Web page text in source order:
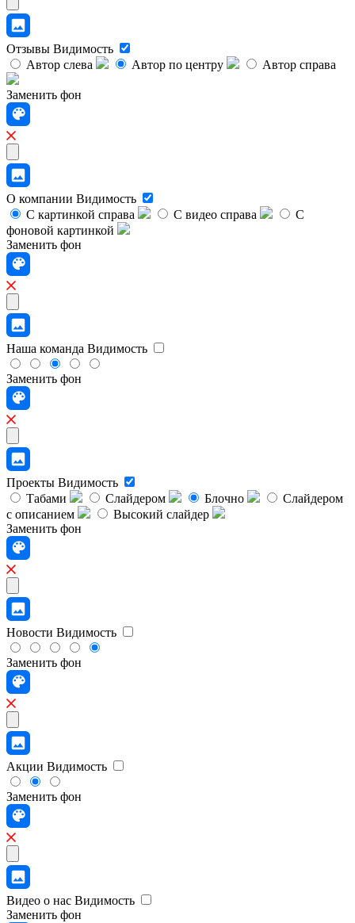
Отзывы Видимость
Автор слева
Автор по центру Автор справа
Заменить фон
О компании Видимость
С картинкой справа
С видео справа
С
фоновой картинкой
Заменить фон
Наша команда Видимость
Заменить фон
Проекты Видимость
Табами
Слайдером Блочно
Слайдером
с описанием
Высокий слайдер
Заменить фон
Новости Видимость
Заменить фон
Акции Видимость
Заменить фон
Видео о нас Видимость
Заменить фон